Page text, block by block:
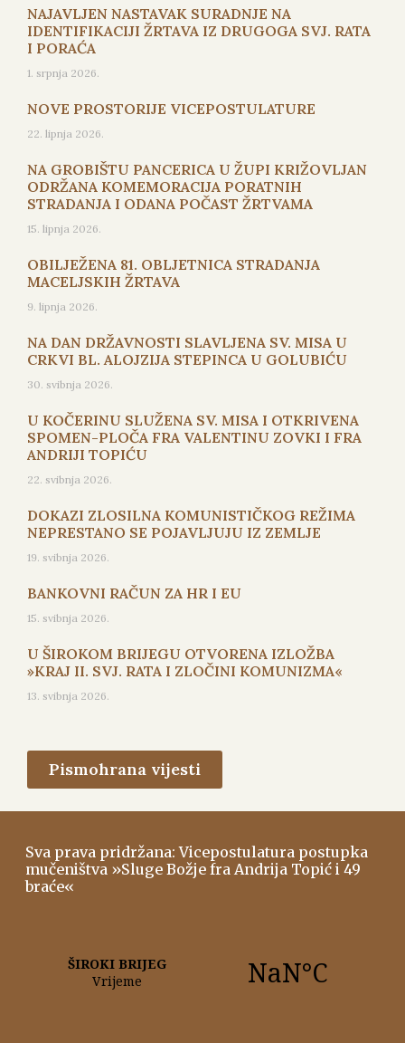
NAJAVLJEN NASTAVAK SURADNJE NA
IDENTIFIKACIJI ŽRTAVA IZ DRUGOGA SVJ. RATA
I PORAĆA
1. srpnja 2026.
NOVE PROSTORIJE VICEPOSTULATURE
22. lipnja 2026.
NA GROBIŠTU PANCERICA U ŽUPI KRIŽOVLJAN
ODRŽANA KOMEMORACIJA PORATNIH
STRADANJA I ODANA POČAST ŽRTVAMA
15. lipnja 2026.
OBILJEŽENA 81. OBLJETNICA STRADANJA
MACELJSKIH ŽRTAVA
9. lipnja 2026.
NA DAN DRŽAVNOSTI SLAVLJENA SV. MISA U
CRKVI BL. ALOJZIJA STEPINCA U GOLUBIĆU
30. svibnja 2026.
U KOČERINU SLUŽENA SV. MISA I OTKRIVENA
SPOMEN-PLOČA FRA VALENTINU ZOVKI I FRA
ANDRIJI TOPIĆU
22. svibnja 2026.
DOKAZI ZLOSILNA KOMUNISTIČKOG REŽIMA
NEPRESTANO SE POJAVLJUJU IZ ZEMLJE
19. svibnja 2026.
BANKOVNI RAČUN ZA HR I EU
15. svibnja 2026.
U ŠIROKOM BRIJEGU OTVORENA IZLOŽBA
»KRAJ II. SVJ. RATA I ZLOČINI KOMUNIZMA«
13. svibnja 2026.
Pismohrana vijesti
Sva prava pridržana: Vicepostulatura postupka
mučeništva »Sluge Božje fra Andrija Topić i 49
braće«